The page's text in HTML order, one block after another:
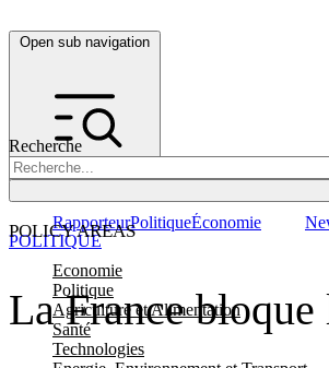
Open sub navigation
Recherche
POLICY AREAS
Economie
Politique
Agriculture et Alimentation
Santé
Technologies
RapporteurPolitiqueÉconomie
La France bloque
POLITIQUE